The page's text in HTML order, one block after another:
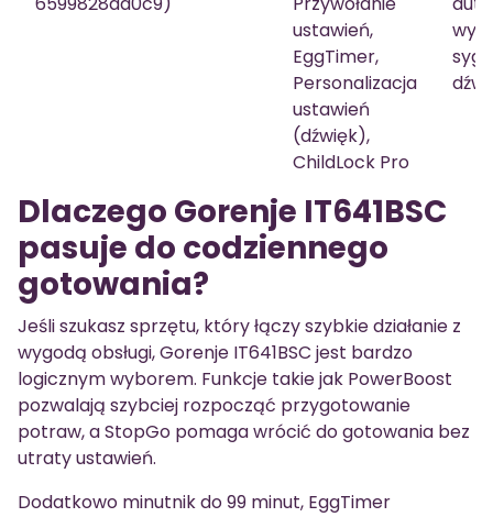
ustawień,
EggTimer,
Personalizacja
ustawień
(dźwięk),
ChildLock Pro
Dlaczego Gorenje IT641BSC
pasuje do codziennego
gotowania?
Jeśli szukasz sprzętu, który łączy szybkie działanie z
wygodą obsługi, Gorenje IT641BSC jest bardzo
logicznym wyborem. Funkcje takie jak PowerBoost
pozwalają szybciej rozpocząć przygotowanie
potraw, a StopGo pomaga wrócić do gotowania bez
utraty ustawień.
Dodatkowo minutnik do 99 minut, EggTimer